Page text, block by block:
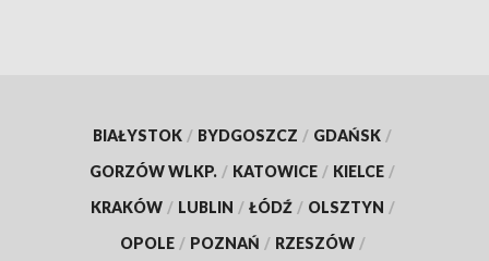
BIAŁYSTOK / BYDGOSZCZ / GDAŃSK /
GORZÓW WLKP. / KATOWICE / KIELCE /
KRAKÓW / LUBLIN / ŁÓDŹ / OLSZTYN /
OPOLE / POZNAŃ / RZESZÓW /